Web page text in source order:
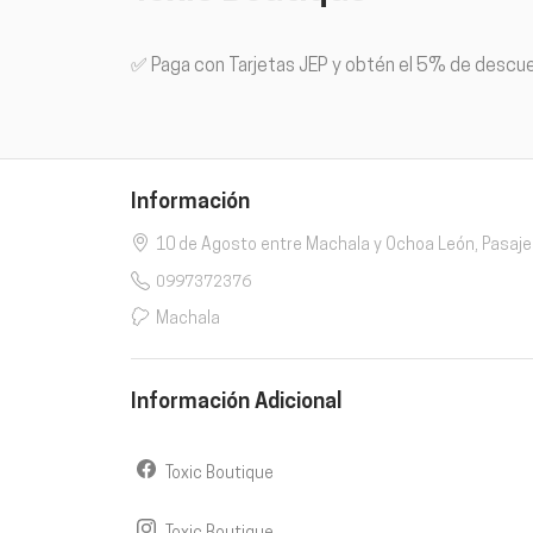
✅ Paga con Tarjetas JEP y obtén el 5% de
Información
10 de Agosto entre Machala y Ochoa León, Pasaje
0997372376
Machala
Información Adicional
Toxic Boutique